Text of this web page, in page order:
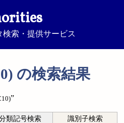
索・提供サービス
の検索結果
”
類記号検索 識別子検索